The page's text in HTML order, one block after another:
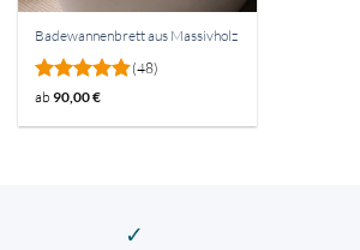
Badewannenbrett aus Massivholz
Bewertet
(48)
ab90,00€
✓